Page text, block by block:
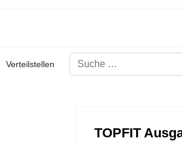
Verteilstellen Suchen
TOPFIT